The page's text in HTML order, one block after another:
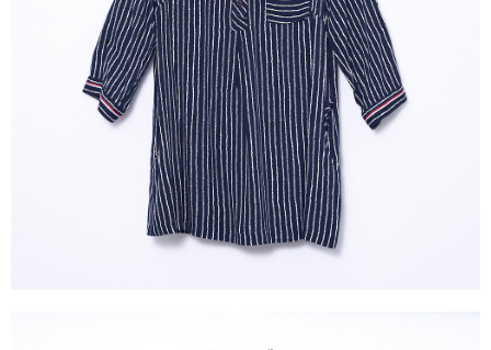
1.本服務係由「台灣大哥大股份有限公司」（以下簡稱本公司）所提供，讓
用戶於交易時，得透過本服務購買商品或服務，並由商店將買賣／分期付款
買賣價金債權讓與本公司後，依約使用本公司帳單繳交帳款。
2.基於同意付款使用「大哥付你分期」之契約關係目的，商店將以您的個人
資料（包含姓名、電話或地址）提供予台灣大哥大進項蒐集、處理及利用，
由本公司與您本人進行分期帳單所需資料之確認、核對及更正。
3.完整用戶服務條款，請詳閱以下連結：https://oppay.tw/userRule
ATM／網路銀行／等多元方式進行付款，方視為交易完成。
※ 請注意：結帳手續完成當下不需立刻繳費，但若您需要取消訂單，請聯絡
購買商品的店家。未經商家同意取消之訂單仍視為有效，需透過AFTEE先享
後付繳納相關費用。
※ 交易是否成功請以「AFTEE先享後付 」之結帳頁面顯示為準，若有關於
是否繳費成功／繳費後需取消欲退款等相關疑問，請聯繫「AFTEE先享後付
客戶支援中心」https://netprotections.freshdesk.com/support/home
１．透過由恩沛科技股份有限公司提供之「AFTEE先享後付」服務完成之交
易，需依本服務之必要範圍內提供個人資料，並將交易相關給付款項請求債
權轉讓予恩沛科技股份有限公司。
２．關於個人資料處理事宜，請瀏覽以下網址：
每筆NT$120，滿NT$2,000(含以上)免運費